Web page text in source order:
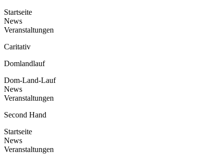
Startseite
News
Veranstaltungen
Caritativ
Domlandlauf
Dom-Land-Lauf
News
Veranstaltungen
Second Hand
Startseite
News
Veranstaltungen